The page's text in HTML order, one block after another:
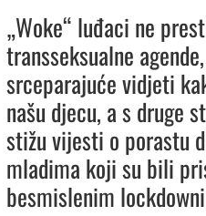
„Woke“ luđaci ne
transseksualne
srceparajuće vidjeti
našu djecu, a s druge
stižu vijesti o porastu
mladima koji su bili
besmislenim